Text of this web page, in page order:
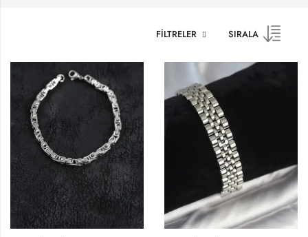
FILTRELER SIRALA